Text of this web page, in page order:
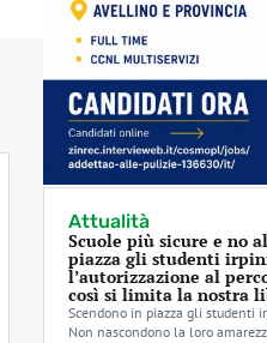
Attualità
Scuole più sicure e no
piazza gli studenti
l’autorizzazione al
così si limita la nostra
Scendono in piazza gli studenti
Non nascondono la loro